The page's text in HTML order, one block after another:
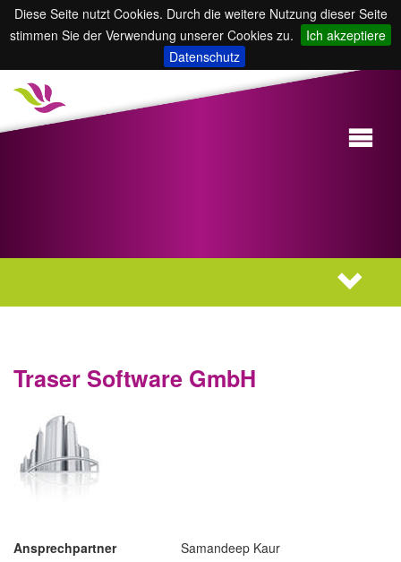
Diese Seite nutzt Cookies. Durch die weitere Nutzung dieser Seite
stimmen Sie der Verwendung unserer Cookies zu.
Ich akzeptiere
Datenschutz
Traser Software GmbH
Ansprechpartner
Samandeep Kaur